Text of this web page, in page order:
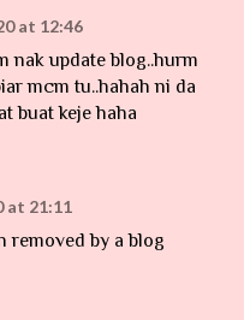
at 12:46
nak update blog..hurm
mcm tu..hahah ni da
buat keje haha
at 21:11
removed by a blog